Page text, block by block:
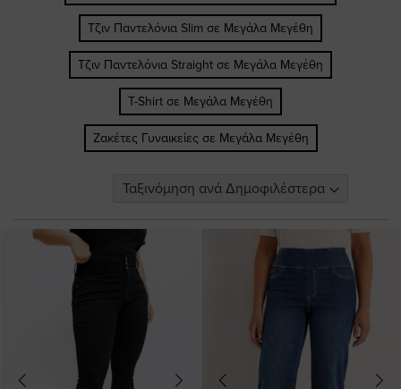
Τζιν Παντελόνια Slim σε Μεγάλα Μεγέθη
Τζιν Παντελόνια Straight σε Μεγάλα Μεγέθη
T-Shirt σε Μεγάλα Μεγέθη
Ζακέτες Γυναικείες σε Μεγάλα Μεγέθη